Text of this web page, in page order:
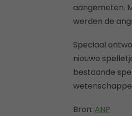
aangemeten.
werden de
Speciaal
nieuwe
bestaande
Bron: ANP